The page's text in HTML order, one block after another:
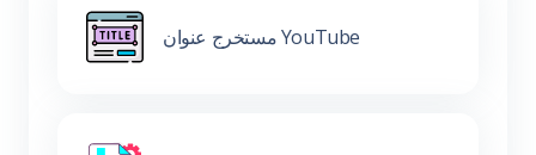
مستخرج عنوان YouTube